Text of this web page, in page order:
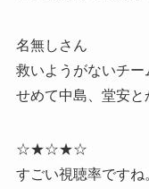
名無しさん
救いようがないチー
せめて中島、堂安と
☆★☆★☆
すごい視聴率ですね